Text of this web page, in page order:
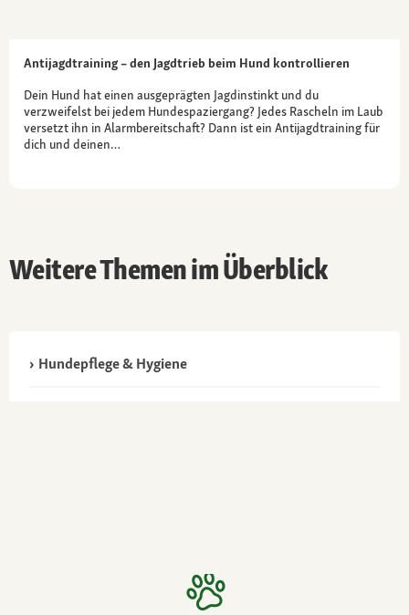
Antijagdtraining – den Jagdtrieb beim Hund kontrollieren
Dein Hund hat einen ausgeprägten Jagdinstinkt und du
verzweifelst bei jedem Hundespaziergang? Jedes Rascheln im Laub
versetzt ihn in Alarmbereitschaft? Dann ist ein Antijagdtraining für
dich und deinen…
Weitere Themen im Überblick
Hundepflege & Hygiene